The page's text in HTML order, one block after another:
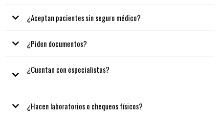
¿Aceptan pacientes sin seguro médico?
¿Piden documentos?
¿Cuentan con especialistas?
¿Hacen laboratorios o chequeos físicos?